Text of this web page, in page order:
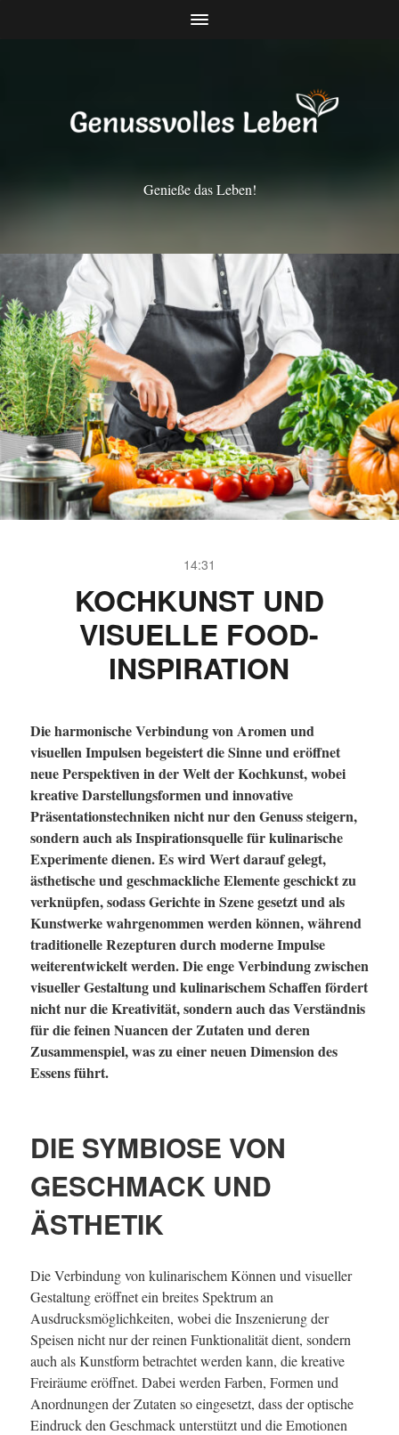
Genieße das Leben!
14:31
KOCHKUNST UND
VISUELLE FOOD-
INSPIRATION
Die harmonische Verbindung von Aromen und
visuellen Impulsen begeistert die Sinne und eröffnet
neue Perspektiven in der Welt der Kochkunst, wobei
kreative Darstellungsformen und innovative
Präsentationstechniken nicht nur den Genuss steigern,
sondern auch als Inspirationsquelle für kulinarische
Experimente dienen. Es wird Wert darauf gelegt,
ästhetische und geschmackliche Elemente geschickt zu
verknüpfen, sodass Gerichte in Szene gesetzt und als
Kunstwerke wahrgenommen werden können, während
traditionelle Rezepturen durch moderne Impulse
weiterentwickelt werden. Die enge Verbindung zwischen
visueller Gestaltung und kulinarischem Schaffen fördert
nicht nur die Kreativität, sondern auch das Verständnis
für die feinen Nuancen der Zutaten und deren
Zusammenspiel, was zu einer neuen Dimension des
Essens führt.
DIE SYMBIOSE VON
GESCHMACK UND
ÄSTHETIK
Die Verbindung von kulinarischem Können und visueller
Gestaltung eröffnet ein breites Spektrum an
Ausdrucksmöglichkeiten, wobei die Inszenierung der
Speisen nicht nur der reinen Funktionalität dient, sondern
auch als Kunstform betrachtet werden kann, die kreative
Freiräume eröffnet. Dabei werden Farben, Formen und
Anordnungen der Zutaten so eingesetzt, dass der optische
Eindruck den Geschmack unterstützt und die Emotionen